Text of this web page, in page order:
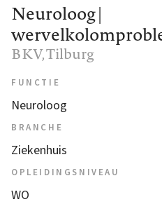
Neuroloog |
BKV, Tilburg
FUNCTIE
Neuroloog
BRANCHE
Ziekenhuis
OPLEIDINGSNIVEAU
WO